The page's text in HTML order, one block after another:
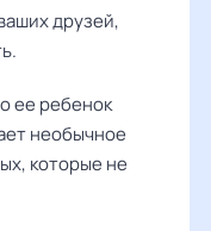
друзей,
ее ребенок
необычное
которые не